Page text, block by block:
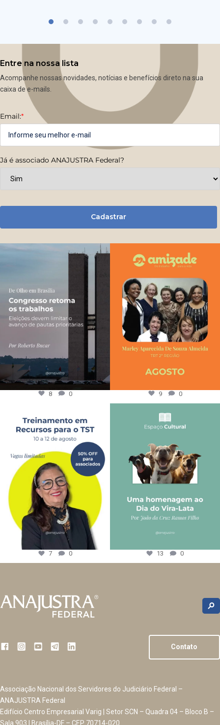
Entre na nossa lista
Acompanhe nossas novidades, notícias e benefícios direto na sua
caixa de e-mails.
Email:*
Já é associado ANAJUSTRA Federal?
Cadastrar
8 0 9 0
7 0 13 0
Contato
Associação Nacional dos Servidores do Judiciário Federal –
ANAJUSTRA Federal
Edifício Centro Empresarial Varig | Setor SCN – Quadra 04 – Bloco B –
Sala 903 | Brasília-DF – CEP 70714-020